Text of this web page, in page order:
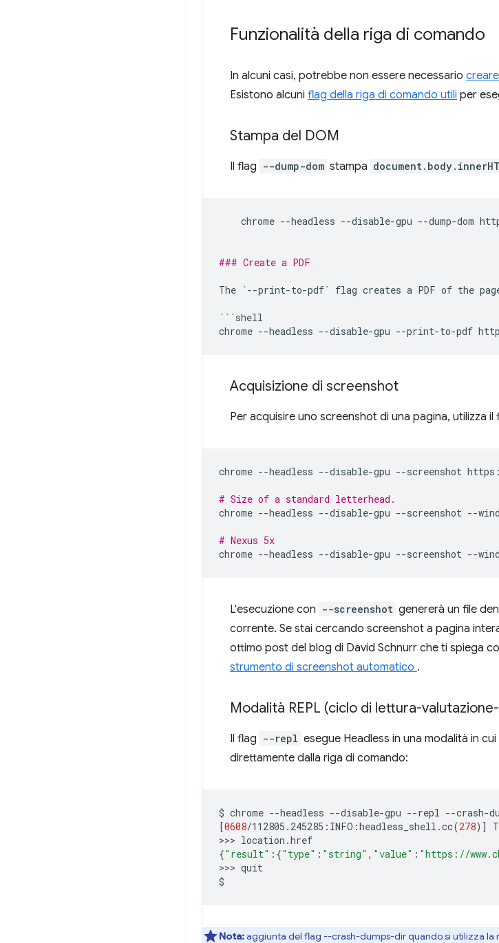
Funzionalità della riga di comando
In alcuni casi, potrebbe non essere necessario
Esistono alcuni flag della riga di comando utili per
Stampa del DOM
Il flag --dump-dom stampa
chrome --headless --disable-gpu --dump-dom
### Create a PDF
The `--print-to-pdf` flag creates a PDF of the
```shell
chrome --headless --disable-gpu --print-to-pdf
Acquisizione di screenshot
Per acquisire uno screenshot di una pagina, utilizza il
chrome --headless --disable-gpu --screenshot
# Size of a standard letterhead.
chrome --headless --disable-gpu --screenshot --
# Nexus 5x
chrome --headless --disable-gpu --screenshot --
L'esecuzione con --screenshot genererà un file
corrente. Se stai cercando screenshot a pagina
ottimo post del blog di David Schnurr che ti spiega
strumento di screenshot automatico .
Modalità REPL (ciclo di lettura-
Il flag --repl esegue Headless in una modalità in
direttamente dalla riga di comando:
$ chrome --headless --disable-gpu --repl --crash-
[0608/112805.245285:INFO:headless_shell.cc(278)]
>>>
{"result" : {"type" : "string" , "value" : "https://
>>> quit
Nota:aggiunta del flag --crash-dumps-dir quando si utilizza la